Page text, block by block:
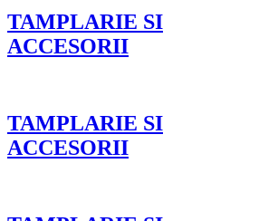
TAMPLARIE SI
ACCESORII
TAMPLARIE SI
ACCESORII